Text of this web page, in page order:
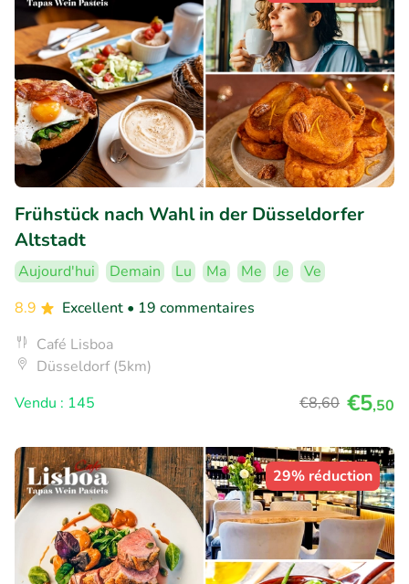
Frühstück nach Wahl in der Düsseldorfer
Altstadt
Aujourd'hui Demain Lu Ma Me Je
Ve
8.9
Excellent • 19 commentaires
Café Lisboa
Düsseldorf (5km)
Vendu : 145
€8,60 €5,50
29% réduction